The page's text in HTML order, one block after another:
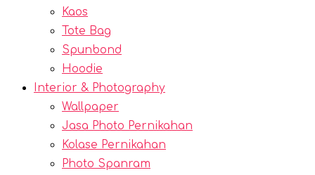
Kaos
Tote Bag
Spunbond
Hoodie
Interior & Photography
Wallpaper
Jasa Photo Pernikahan
Kolase Pernikahan
Photo Spanram